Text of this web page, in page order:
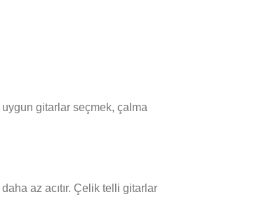
gitarlar seçmek, çalma
az acıtır. Çelik telli gitarlar